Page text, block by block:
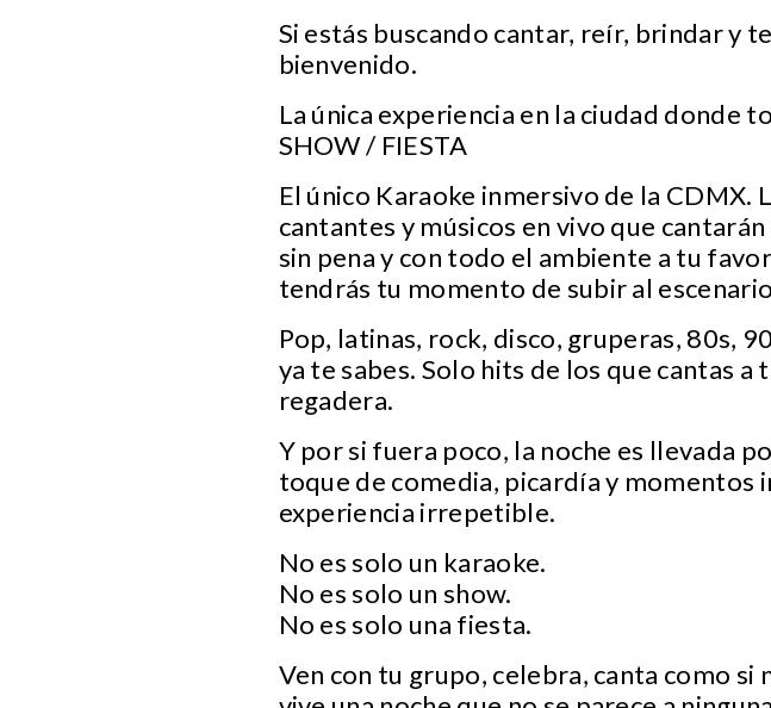
Si estás buscando cantar, reír, brindar y
bienvenido.
La única experiencia en la ciudad donde
SHOW / FIESTA
El único Karaoke inmersivo de la
cantantes y músicos en vivo que
sin pena y con todo el ambiente a tu
tendrás tu momento de subir al
Pop, latinas, rock, disco, gruperas, 80s,
ya te sabes. Solo hits de los que cantas
regadera.
Y por si fuera poco, la noche es llevada
toque de comedia, picardía y momentos
experiencia irrepetible.
No es solo un karaoke.
No es solo un show.
No es solo una fiesta.
Ven con tu grupo, celebra, canta como si